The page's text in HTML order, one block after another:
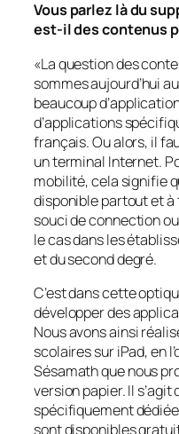
Vous parlez là du
est-il des contenus
«La question des
sommes aujourd’hui
beaucoup
d’applications
français. Ou alors, il
un terminal Internet.
mobilité, cela signifie
disponible partout et
souci de connection
le cas dans les
et du second degré.
C’est dans cette
développer des
Nous avons ainsi
scolaires sur iPad, en
Sésamath que nous
version papier. Il s’agit
spécifiquement
sont disponibles